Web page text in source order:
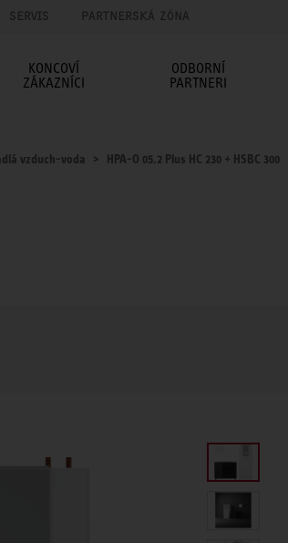
SERVIS PARTNERSKÁ ZÓNA
KONCOVÍ
ZÁKAZNÍCI
ODBORNÍ
PARTNERI
vzduch-voda HPA-O 05.2 Plus HC 230 + HSBC 300